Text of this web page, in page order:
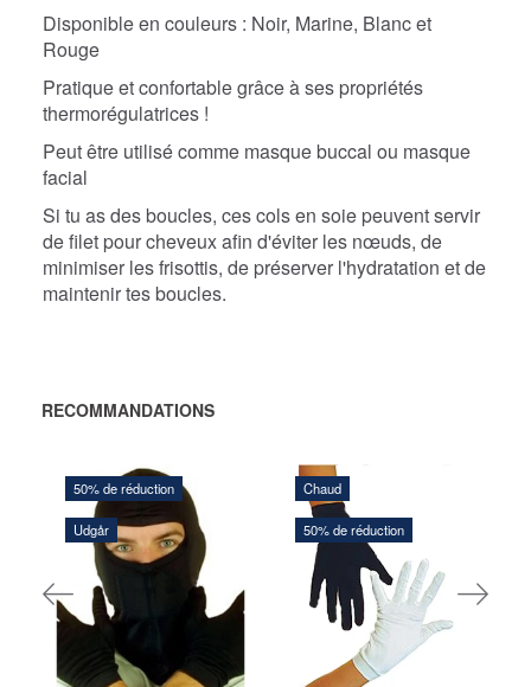
Disponible en couleurs : Noir, Marine, Blanc et
Rouge
Pratique et confortable grâce à ses propriétés
thermorégulatrices !
Peut être utilisé comme masque buccal ou masque
facial
Si tu as des boucles, ces cols en soie peuvent servir
de filet pour cheveux afin d'éviter les nœuds, de
minimiser les frisottis, de préserver l'hydratation et de
maintenir tes boucles.
RECOMMANDATIONS
50% de réduction
Udgår
57,60 DKK
115,20 DKK
Vous sauvegardez:57,60
DKK
Chaud
50% de réduction
64,00 DKK
128,00 DKK
Vous sauvegardez:
DKK
AJOUTER